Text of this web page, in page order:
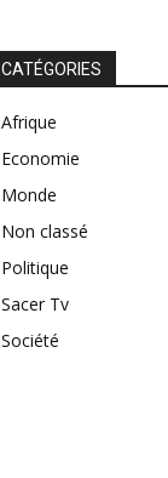
CATÉGORIES
Afrique
Economie
Monde
Non classé
Politique
Sacer Tv
Société